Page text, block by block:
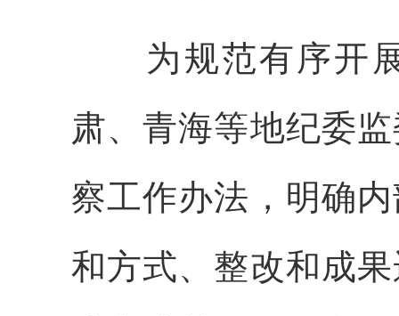
为规范有序开展
肃、青海等地纪委
察工作办法，明确
和方式、整改和成